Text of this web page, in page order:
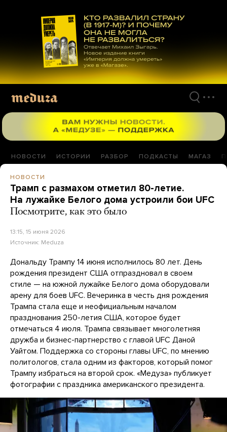
материалам
НОВОСТИ ИСТОРИИ РАЗБОР ПОДКАСТЫ МАГАЗ
НОВОСТИ
Трамп с размахом отметил 80-летие.
На лужайке Белого дома устроили бои UFC
Посмотрите, как это было
13:15, 15 июня 2026
Источник: Meduza
Дональду Трампу 14 июня исполнилось 80 лет. День
рождения президент США отпраздновал в своем
стиле — на южной лужайке Белого дома оборудовали
арену для боев UFC. Вечеринка в честь дня рождения
Трампа стала еще и неофициальным началом
празднования 250-летия США, которое будет
отмечаться 4 июля. Трампа связывает многолетняя
дружба и бизнес-партнерство с главой UFC Даной
Уайтом. Поддержка со стороны главы UFC, по мнению
политологов, стала одним из факторов, который помог
Трампу избраться на второй срок. «Медуза» публикует
фотографии с праздника американского президента.